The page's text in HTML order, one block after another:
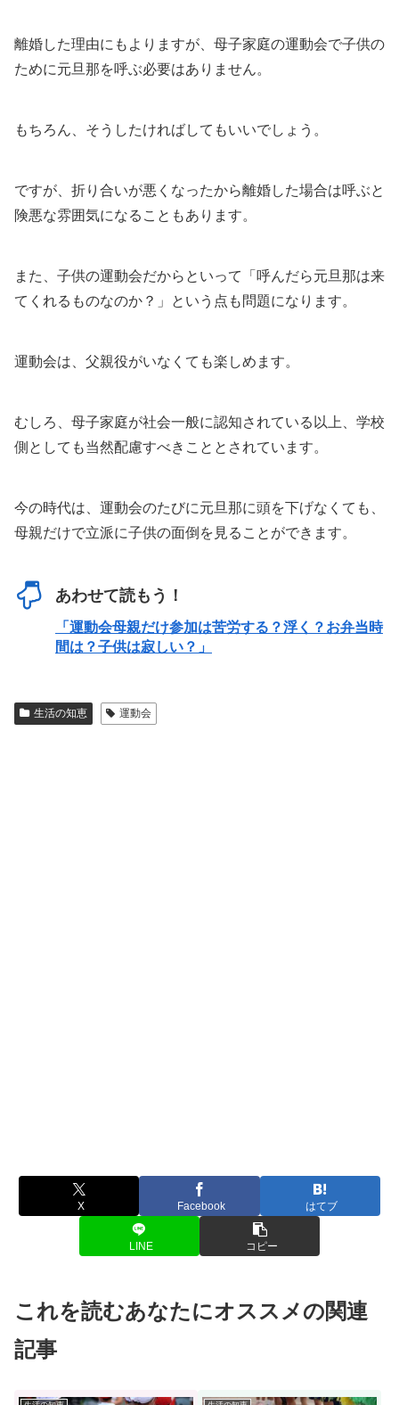
離婚した理由にもよりますが、母子家庭の運動会で子供の
ために元旦那を呼ぶ必要はありません。
もちろん、そうしたければしてもいいでしょう。
ですが、折り合いが悪くなったから離婚した場合は呼ぶと
険悪な雰囲気になることもあります。
また、子供の運動会だからといって「呼んだら元旦那は来
てくれるものなのか？」という点も問題になります。
運動会は、父親役がいなくても楽しめます。
むしろ、母子家庭が社会一般に認知されている以上、学校
側としても当然配慮すべきこととされています。
今の時代は、運動会のたびに元旦那に頭を下げなくても、
母親だけで立派に子供の面倒を見ることができます。
あわせて読もう！
「運動会母親だけ参加は苦労する？浮く？お弁当時
間は？子供は寂しい？」
生活の知恵 運動会
X Facebook はてブ
LINE コピー
これを読むあなたにオススメの関連
記事